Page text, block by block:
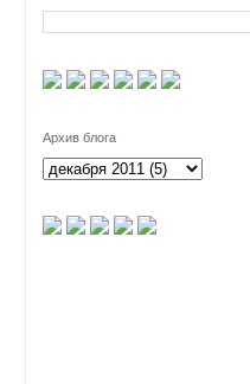
Архив блога